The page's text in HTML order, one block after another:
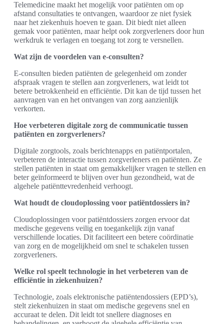
Telemedicine maakt het mogelijk voor patiënten om op
afstand consultaties te ontvangen, waardoor ze niet fysiek
naar het ziekenhuis hoeven te gaan. Dit biedt niet alleen
gemak voor patiënten, maar helpt ook zorgverleners door hun
werkdruk te verlagen en toegang tot zorg te versnellen.
Wat zijn de voordelen van e-consulten?
E-consulten bieden patiënten de gelegenheid om zonder
afspraak vragen te stellen aan zorgverleners, wat leidt tot
betere betrokkenheid en efficiëntie. Dit kan de tijd tussen het
aanvragen van en het ontvangen van zorg aanzienlijk
verkorten.
Hoe verbeteren digitale zorg de communicatie tussen
patiënten en zorgverleners?
Digitale zorgtools, zoals berichtenapps en patiëntportalen,
verbeteren de interactie tussen zorgverleners en patiënten. Ze
stellen patiënten in staat om gemakkelijker vragen te stellen en
beter geïnformeerd te blijven over hun gezondheid, wat de
algehele patiënttevredenheid verhoogt.
Wat houdt de cloudoplossing voor patiëntdossiers in?
Cloudoplossingen voor patiëntdossiers zorgen ervoor dat
medische gegevens veilig en toegankelijk zijn vanaf
verschillende locaties. Dit faciliteert een betere coördinatie
van zorg en de mogelijkheid om snel te schakelen tussen
zorgverleners.
Welke rol speelt technologie in het verbeteren van de
efficiëntie in ziekenhuizen?
Technologie, zoals elektronische patiëntendossiers (EPD’s),
stelt ziekenhuizen in staat om medische gegevens snel en
accuraat te delen. Dit leidt tot snellere diagnoses en